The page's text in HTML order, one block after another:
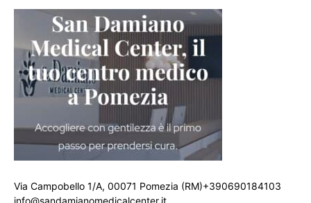
Via Campobello 1/A, 00071 Pomezia (RM)+390690184103